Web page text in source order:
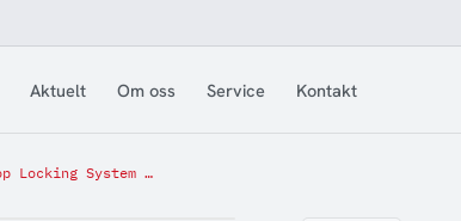
Aktuelt Om oss Service Kontakt
Ferno Scoop Locking System 561-V